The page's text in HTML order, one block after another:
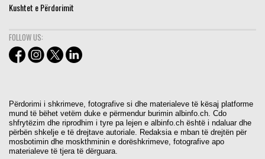
Kushtet e Përdorimit
FOLLOW US:
Përdorimi i shkrimeve, fotografive si dhe materialeve të kësaj platforme
mund të bëhet vetëm duke e përmendur burimin albinfo.ch. Cdo
shfrytëzim dhe riprodhim i tyre pa lejen e albinfo.ch është i ndaluar dhe
përbën shkelje e të drejtave autoriale. Redaksia e mban të drejtën për
mosbotimin dhe moskthminin e dorëshkrimeve, fotografive apo
materialeve të tjera të dërguara.